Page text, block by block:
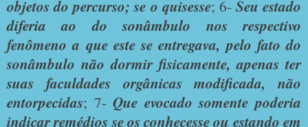
objetos do percurso; se o quisesse; 6- Seu estado
diferia ao do sonâmbulo nos respectivo
fenômeno a que este se entregava, pelo fato do
sonâmbulo não dormir fisicamente, apenas ter
suas faculdades orgânicas modificada, não
entorpecidas; 7-Que evocado somente poderia
indicar remédios se os conhecesse ou estando em